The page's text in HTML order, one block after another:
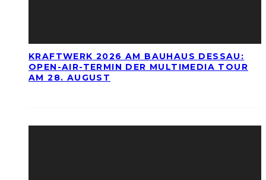
KRAFTWERK 2026 AM BAUHAUS DESSAU:
OPEN-AIR-TERMIN DER MULTIMEDIA TOUR
AM 28. AUGUST